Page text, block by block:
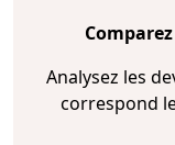
Analysez les
correspond